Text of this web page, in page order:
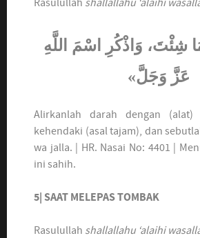
Rasulullah shallallahu ‘alaihi
شِئْتَ، وَاذْكُرِ اسْمَ اللَّهِ
عَزَّ وَجَلَّ»
Alirkanlah darah dengan
kehendaki (asal tajam), dan
wa jalla. | HR. Nasai No: 4401 |
ini sahih.
5| SAAT MELEPAS TOMBAK
Rasulullah shallallahu ‘alaihi